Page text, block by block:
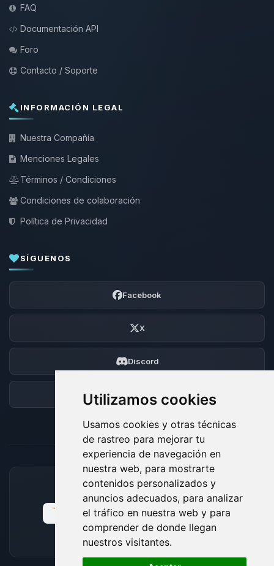
Utilizamos cookies
Usamos cookies y otras técnicas
de rastreo para mejorar tu
experiencia de navegación en
nuestra web, para mostrarte
contenidos personalizados y
anuncios adecuados, para analizar
el tráfico en nuestra web y para
comprender de donde llegan
nuestros visitantes.
FAQ
Documentación API
Foro
Contacto / Soporte
INFORMACIÓN LEGAL
Nuestra Compañía
Menciones Legales
Términos / Condiciones
Condiciones de colaboración
Política de Privacidad
SÍGUENOS
Facebook
X
Discord
Foro
MÉTODOS DE PAGO ACEPTADOS